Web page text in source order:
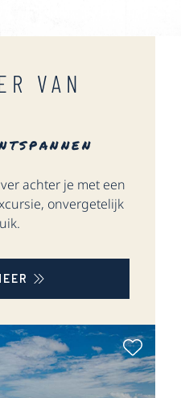
VAN
achter je met een
onvergetelijk
Als